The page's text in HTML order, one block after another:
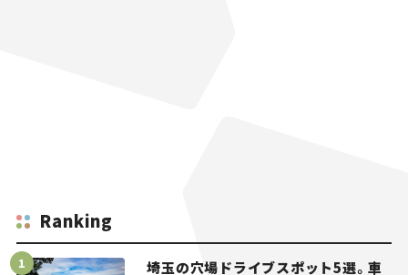
Ranking
埼玉の穴場ドライブスポット5選。車